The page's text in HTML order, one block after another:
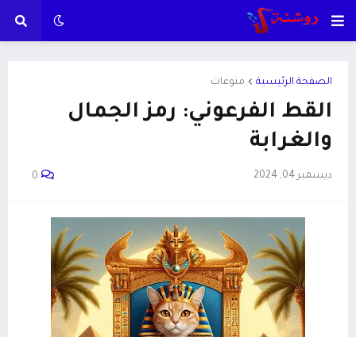
الصفحة الرئيسية منوعات
القط الفرعوني: رمز الجمال
والغرابة
ديسمبر 04, 2024 0